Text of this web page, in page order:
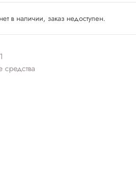
в наличии, заказ недоступен.
средства